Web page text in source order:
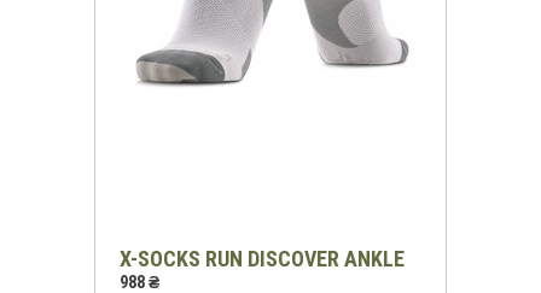
X-SOCKS RUN DISCOVER ANKLE
988 ₴